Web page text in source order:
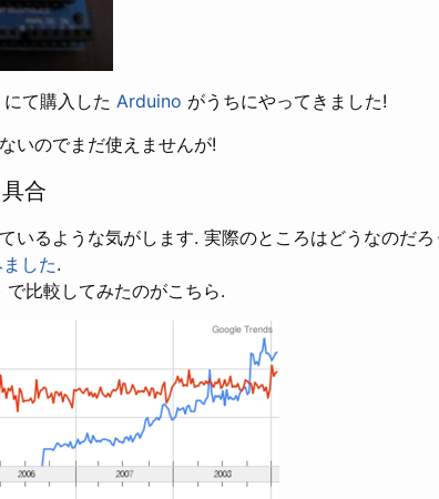
にて購入した Arduino がうちにやってきました!
いのでまだ使えませんが!
合
いるような気がします. 実際のところはどうなのだろ
した.
比較してみたのがこちら.